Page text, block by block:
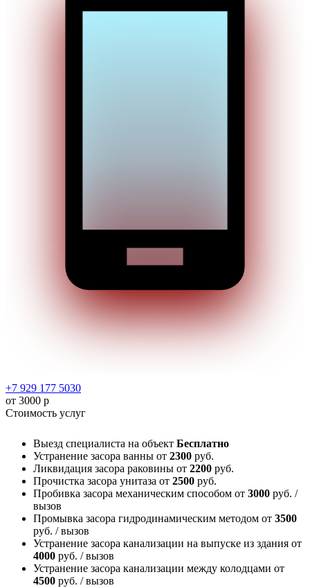
+7 929 177 5030
от 3000 р
Стоимость услуг
Выезд специалиста на объект Бесплатно
Устранение засора ванны от 2300 руб.
Ликвидация засора раковины от 2200 руб.
Прочистка засора унитаза от 2500 руб.
Пробивка засора механическим способом от 3000 руб. /
вызов
Промывка засора гидродинамическим методом от 3500
руб. / вызов
Устранение засора канализации на выпуске из здания от
4000 руб. / вызов
Устранение засора канализации между колодцами от
4500 руб. / вызов